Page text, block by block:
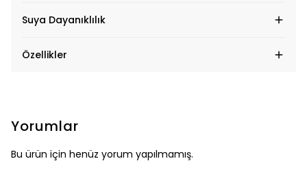
Suya Dayanıklılık
Özellikler
Yorumlar
Bu ürün için henüz yorum yapılmamış.